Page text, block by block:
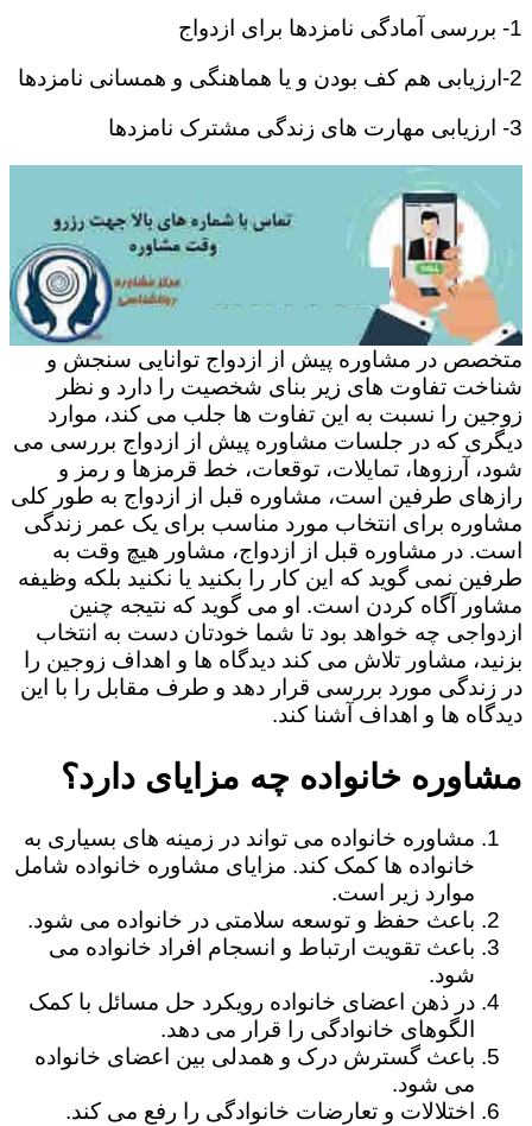
1- بررسی آمادگی نامزدها برای ازدواج
2-ارزیابی هم کف بودن و یا هماهنگی و همسانی نامزدها
3- ارزیابی مهارت های زندگی مشترک نامزدها
متخصص در مشاوره پیش از ازدواج توانایی سنجش و
شناخت تفاوت های زیر بنای شخصیت را دارد و نظر
زوجین را نسبت به این تفاوت ها جلب می کند، موارد
دیگری که در جلسات مشاوره پیش از ازدواج بررسی می
شود، آرزوها، تمایلات، توقعات، خط قرمزها و رمز و
رازهای طرفین است، مشاوره قبل از ازدواج به طور کلی
مشاوره برای انتخاب مورد مناسب برای یک عمر زندگی
است. در مشاوره قبل از ازدواج، مشاور هیچ وقت به
طرفین نمی گوید که این کار را بکنید یا نکنید بلکه وظیفه
مشاور آگاه کردن است. او می گوید که نتیجه چنین
ازدواجی چه خواهد بود تا شما خودتان دست به انتخاب
بزنید، مشاور تلاش می کند دیدگاه ها و اهداف زوجین را
در زندگی مورد بررسی قرار دهد و طرف مقابل را با این
دیدگاه ها و اهداف آشنا کند.
مشاوره خانواده چه مزایای دارد؟
مشاوره خانواده می تواند در زمینه های بسیاری به
خانواده ها کمک کند. مزایای مشاوره خانواده شامل
موارد زیر است.
باعث حفظ و توسعه سلامتی در خانواده می شود.
باعث تقویت ارتباط و انسجام افراد خانواده می
شود.
در ذهن اعضای خانواده رویکرد حل مسائل با کمک
الگوهای خانوادگی را قرار می دهد.
باعث گسترش درک و همدلی بین اعضای خانواده
می شود.
اختلالات و تعارضات خانوادگی را رفع می کند.